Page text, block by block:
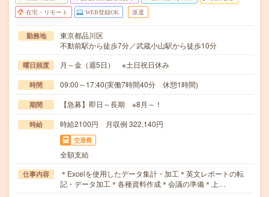
在宅・リモート WEB登録OK 派遣
勤務地
東京都品川区
不動前駅から徒歩7分／武蔵小山駅から徒歩10分
曜日頻度 月～金（週5日） ※土日祝日休み
時間 09:00～17:40(実働7時間40分 休憩1時間)
期間 【急募】即日～長期 ※8月～！
時給 時給2100円 月収例 322,140円
交通費
全額支給
仕事内容
＊Excelを使用したデータ集計・加工＊英文レポートの転
記・データ加工＊各種資料作成＊会議の準備＊上…